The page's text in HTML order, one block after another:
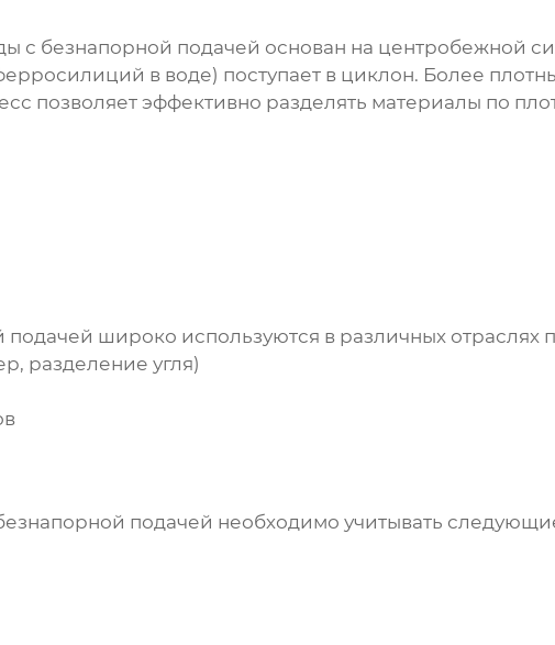
с безнапорной подачей основан на центробежной
в воде) поступает в циклон. Более
позволяет эффективно разделять материалы по
подачей широко используются в различных отраслях
разделение угля)
подачей необходимо учитывать